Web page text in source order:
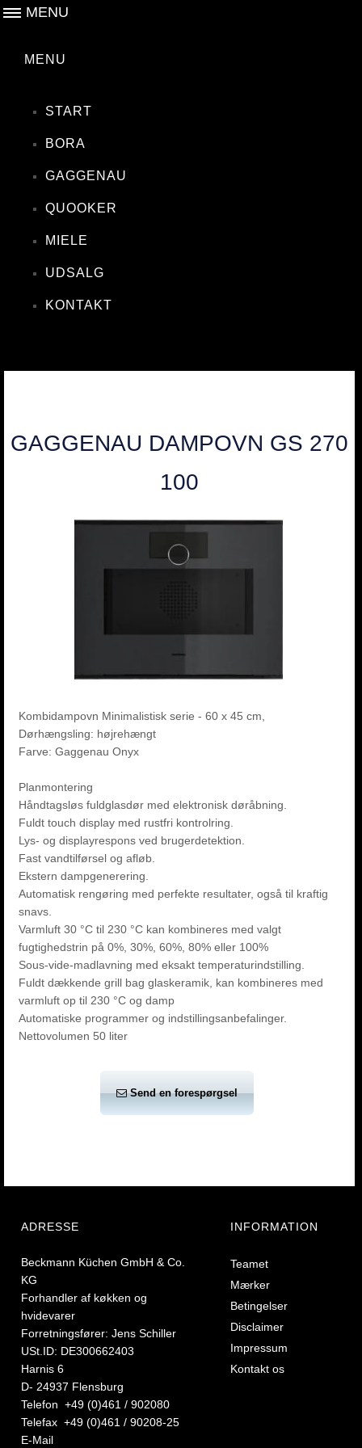
MENU
MENU
START
BORA
GAGGENAU
QUOOKER
MIELE
UDSALG
KONTAKT
GAGGENAU DAMPOVN GS 270
100
Kombidampovn Minimalistisk serie - 60 x 45 cm,
Dørhængsling: højrehængt
Farve: Gaggenau Onyx
Planmontering
Håndtagsløs fuldglasdør med elektronisk døråbning.
Fuldt touch display med rustfri kontrolring.
Lys- og displayrespons ved brugerdetektion.
Fast vandtilførsel og afløb.
Ekstern dampgenerering.
Automatisk rengøring med perfekte resultater, også til kraftig
snavs.
Varmluft 30 °C til 230 °C kan kombineres med valgt
fugtighedstrin på 0%, 30%, 60%, 80% eller 100%
Sous-vide-madlavning med eksakt temperaturindstilling.
Fuldt dækkende grill bag glaskeramik, kan kombineres med
varmluft op til 230 °C og damp
Automatiske programmer og indstillingsanbefalinger.
Nettovolumen 50 liter
Send en forespørgsel
ADRESSE
Beckmann Küchen GmbH & Co.
KG
Forhandler af køkken og
hvidevarer
Forretningsfører: Jens Schiller
USt.ID: DE300662403
Harnis 6
D- 24937 Flensburg
Telefon +49 (0)461 / 902080
Telefax +49 (0)461 / 90208-25
E-Mail
INFORMATION
Teamet
Mærker
Betingelser
Disclaimer
Impressum
Kontakt os